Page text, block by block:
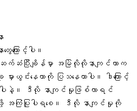
ကြောင့်ပါ။
ပြီးချိန်မှာ အမြဲလိုလိုနာကျင်တာက
င်းနေတာကို ပြသနေတာပါ။ ဒါကြောင့်
နဲ့။ ဒီလို နာကျင်မှုဖြစ်လာရင်
အကြံပြုပါရစေ။ ဒီလို နာကျင်မှုကို